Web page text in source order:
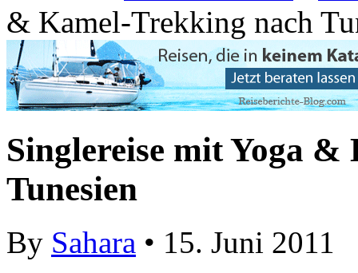
& Kamel-Trekking nach
Singlereise mit Yoga
Tunesien
By Sahara • 15. Juni 2011